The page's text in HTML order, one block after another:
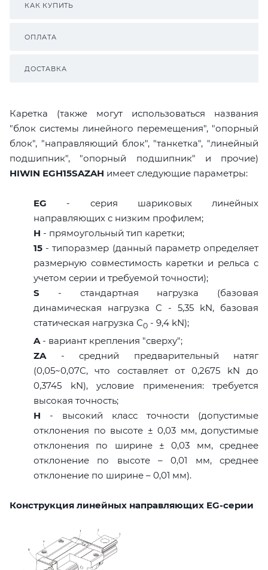
КАК КУПИТЬ
ОПЛАТА
ДОСТАВКА
Каретка (также могут использоваться названия
"блок системы линейного перемещения", "опорный
блок", "направляющий блок", "танкетка", "линейный
подшипник", "опорный подшипник" и прочие)
HIWIN EGH15SAZAH имеет следующие параметры:
EG - серия шариковых линейных
направляющих с низким профилем;
H - прямоугольный тип каретки;
15 - типоразмер (данный параметр определяет
размерную совместимость каретки и рельса с
учетом серии и требуемой точности);
S - стандартная нагрузка (базовая
динамическая нагрузка C - 5,35 kN, базовая
статическая нагрузка С0 - 9,4 kN);
A- вариант крепления "сверху";
ZA- средний предварительный натяг
(0,05~0,07C, что составляет от 0,2675 kN до
0,3745 kN), условие применения: требуется
высокая точность;
H - высокий класс точности (допустимые
отклонения по высоте ± 0,03 мм, допустимые
отклонения по ширине ± 0,03 мм, среднее
отклонение по высоте – 0,01 мм, среднее
отклонение по ширине – 0,01 мм).
Конструкция линейных направляющих EG-серии